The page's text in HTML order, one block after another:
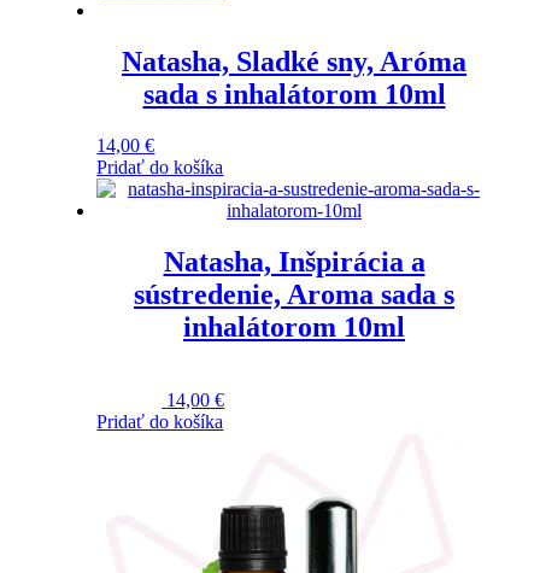
Natasha, Sladké sny, Aróma
sada s inhalátorom 10ml
14,00€
Pridať do košíka
Natasha, Inšpirácia a
sústredenie, Aroma sada s
inhalátorom 10ml
14,00€
Pridať do košíka